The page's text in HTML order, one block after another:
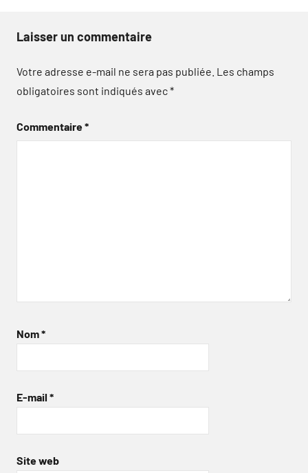
Laisser un commentaire
Votre adresse e-mail ne sera pas publiée. Les champs
obligatoires sont indiqués avec*
Commentaire*
Nom*
E-mail *
Site web